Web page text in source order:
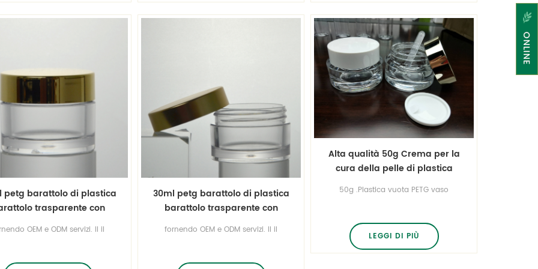
petg barattolo di plastica
trasparente con
OEM e ODM servizi. Il il
è un contenitore pieno di
30ml petg barattolo di plastica
barattolo trasparente con
fornendo OEM e ODM servizi. Il il
materiale, è un contenitore pieno di
Alta qualità 50g Crema per la
cura della pelle di plastica
50g .Plastica vuota PETG vaso
LEGGI DI PIÙ